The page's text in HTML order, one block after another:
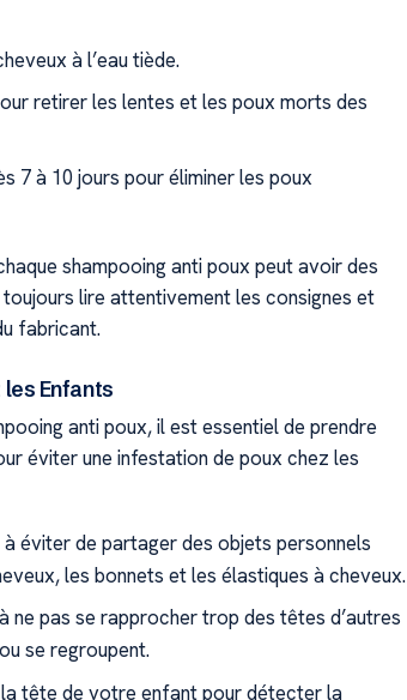
à l’eau tiède.
retirer les lentes et les poux morts des
7 à 10 jours pour éliminer les poux
shampooing anti poux peut avoir des
lire attentivement les consignes et
fabricant.
Enfants
anti poux, il est essentiel de prendre
éviter une infestation de poux chez les
éviter de partager des objets personnels
les bonnets et les élastiques à cheveux.
ne pas se rapprocher trop des têtes d’autres
se regroupent.
tête de votre enfant pour détecter la